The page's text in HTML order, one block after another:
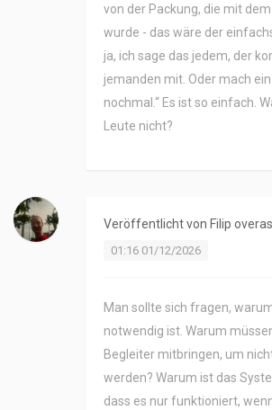
von der Packung, die mit
wurde - das wäre der
ja, ich sage das jedem, der
jemanden mit. Oder mach
nochmal.“ Es ist so einfach.
Leute nicht?
Veröffentlicht von Filip overas
01:16 01/12/2026
Man sollte sich fragen,
notwendig ist. Warum
Begleiter mitbringen, um
werden? Warum ist das
dass es nur funktioniert,